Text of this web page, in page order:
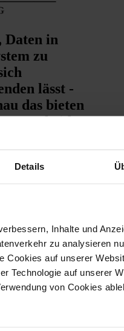
Details
Inhalte und
zu analysieren
Cookies auf unserer
Technologie auf unserer
von Cookies
Daten in
zu
lässt -
das bieten
Entscheidung
/ IT-Project
könnten